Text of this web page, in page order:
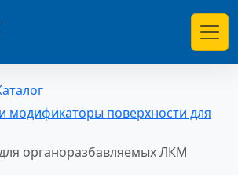
категорий
модификаторы поверхности для
органоразбавляемых ЛКМ